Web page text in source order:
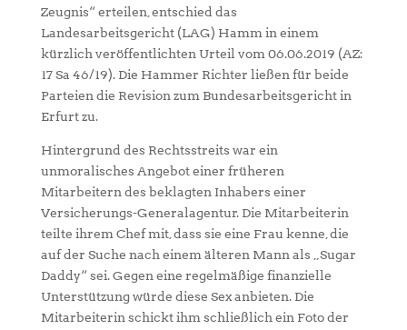
Zeugnis“ erteilen, entschied das
Landesarbeitsgericht (LAG) Hamm in einem
kürzlich veröffentlichten Urteil vom 06.06.2019 (AZ:
17 Sa 46/19). Die Hammer Richter ließen für beide
Parteien die Revision zum Bundesarbeitsgericht in
Erfurt zu.
Hintergrund des Rechtsstreits war ein
unmoralisches Angebot einer früheren
Mitarbeitern des beklagten Inhabers einer
Versicherungs-Generalagentur. Die Mitarbeiterin
teilte ihrem Chef mit, dass sie eine Frau kenne, die
auf der Suche nach einem älteren Mann als „Sugar
Daddy“ sei. Gegen eine regelmäßige finanzielle
Unterstützung würde diese Sex anbieten. Die
Mitarbeiterin schickt ihm schließlich ein Foto der